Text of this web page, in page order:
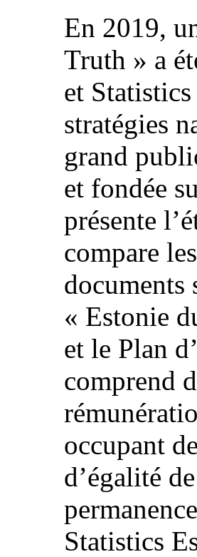
En 2019,
Truth » a
et
stratégies
grand
et fondée
présente
compare
documents
« Estonie
et le Plan
comprend
occupant
d’égalité
Statistics